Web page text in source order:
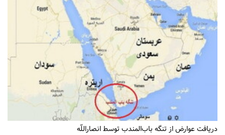
دریافت عوارض از تنگه باب‌المندب توسط انصاراللّه